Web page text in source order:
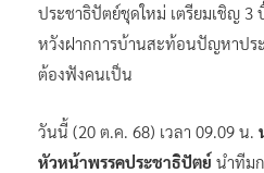
ประชาธิปัตย์ชุดใหม่ เตรียมเชิญ 3
หวังฝากการบ้านสะท้อนปัญหาปร
ต้องฟังคนเป็น
วันนี้ (20 ต.ค. 68) เวลา 09.09 น.
หัวหน้าพรรคประชาธิปัตย์ นำทีม